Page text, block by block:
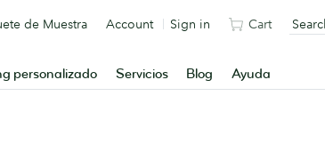
personalizado Servicios Blog Ayuda
de Muestra Account Sign in Cart